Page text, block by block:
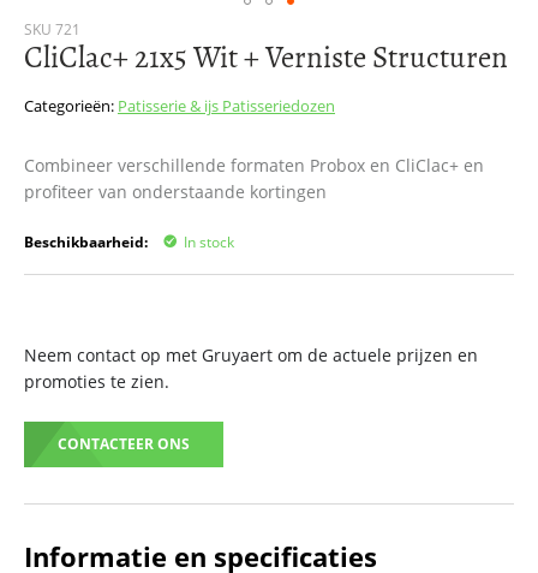
SKU 721
CliClac+ 21x5 Wit + Verniste Structuren
Categorieën: Patisserie & ijs Patisseriedozen
Combineer verschillende formaten Probox en CliClac+ en
profiteer van onderstaande kortingen
Beschikbaarheid: In stock
Neem contact op met Gruyaert om de actuele prijzen en
promoties te zien.
CONTACTEER ONS
Ga
naar
begin
afbeeldingen-
gallerij
Informatie en specificaties